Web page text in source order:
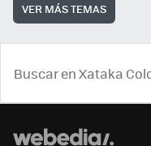
VER MÁS TEMAS